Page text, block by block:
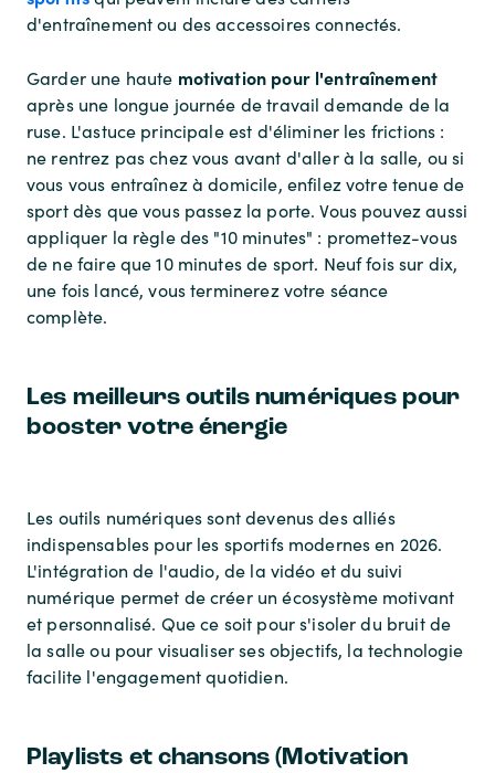
d'entraînement ou des accessoires connectés.
Garder une haute motivation pour l'entraînement
après une longue journée de travail demande de la
ruse. L'astuce principale est d'éliminer les frictions :
ne rentrez pas chez vous avant d'aller à la salle, ou si
vous vous entraînez à domicile, enfilez votre tenue de
sport dès que vous passez la porte. Vous pouvez aussi
appliquer la règle des "10 minutes" : promettez-vous
de ne faire que 10 minutes de sport. Neuf fois sur dix,
une fois lancé, vous terminerez votre séance
complète.
Les meilleurs outils numériques pour
booster votre énergie
Les outils numériques sont devenus des alliés
indispensables pour les sportifs modernes en 2026.
L'intégration de l'audio, de la vidéo et du suivi
numérique permet de créer un écosystème motivant
et personnalisé. Que ce soit pour s'isoler du bruit de
la salle ou pour visualiser ses objectifs, la technologie
facilite l'engagement quotidien.
Playlists et chansons (Motivation